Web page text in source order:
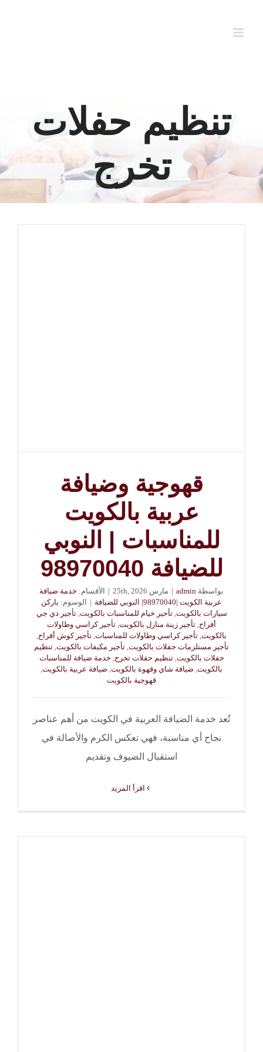
تنظيم حفلات
تخرج
قهوجية وضيافة
عربية بالكويت
للمناسبات | النوبي
للضيافة 98970040
بواسطة admin
| مارس 25th, 2026 | الأقسام: خدمة ضيافة
عربية الكويت |98970040| النوبي للضيافة
| الوسوم: باركن
سيارات بالكويت ,تأجير خيام للمناسبات بالكويت ,تأجير دي جي
أفراح تأجير زينة منازل بالكويت تأجير كراسي وطاولات
بالكويت تأجير كراسي وطاولات للمناسبات تأجير كوش أفراح
تأجير مستلزمات حفلات بالكويت تأجير مكيفات بالكويت تنظيم
حفلات بالكويت ,تنظيم حفلات تخرج خدمة ضيافة للمناسبات
بالكويت ضيافة شاي وقهوة بالكويت ضيافة عربية بالكويت
قهوجية بالكويت
تُعد خدمة الضيافة العربية في الكويت من أهم عناصر
نجاح أي مناسبة، فهي تعكس الكرم والأصالة في
استقبال الضيوف وتقديم